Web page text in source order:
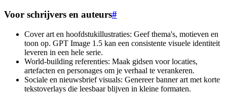
Voor schrijvers en auteurs#
Cover art en hoofdstukillustraties: Geef thema's, motieven en
toon op. GPT Image 1.5 kan een consistente visuele identiteit
leveren in een hele serie.
World-building referenties: Maak gidsen voor locaties,
artefacten en personages om je verhaal te verankeren.
Sociale en nieuwsbrief visuals: Genereer banner art met korte
tekstoverlays die leesbaar blijven in kleine formaten.